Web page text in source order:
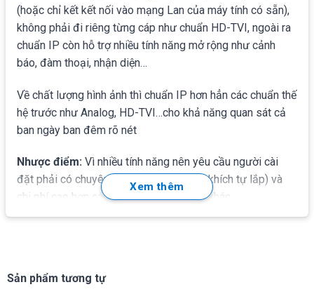
(hoặc chỉ kết kết nối vào mạng Lan của máy tính có sẵn),
không phải đi riêng từng cáp như chuẩn HD-TVI, ngoài ra
chuẩn IP còn hỗ trợ nhiều tính năng mở rộng như cảnh
báo, đàm thoại, nhận diện…
Về chất lượng hình ảnh thì chuẩn IP hơn hẳn các chuẩn thế
hệ trước như Analog, HD-TVI…cho khả năng quan sát cả
ban ngày ban đêm rõ nét
Nhược điểm: Vì nhiều tính năng nên yêu cầu người cài
đặt phải có chuyên môn (không khuyến khích tự lắp) và
chi phí cao hơn các camera 2MP chuẩn khác
(Lens 2.1mmgóc siêu rộng ) H265
Xem thêm
Sản phẩm tương tự